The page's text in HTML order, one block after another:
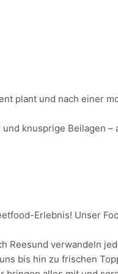
plant und nach einer
knusprige Beilagen
Erlebnis! Unser
verwandeln
bis hin zu frischen